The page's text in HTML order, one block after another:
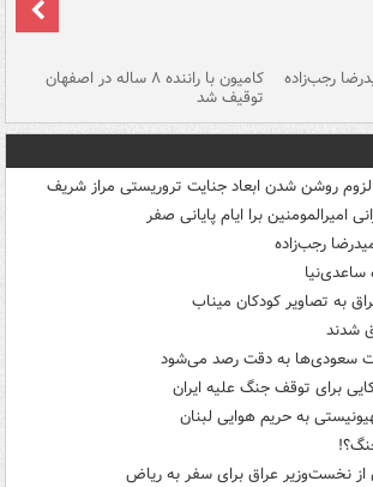
رجب‌زاده کامیون با راننده ۸ ساله در اصفهان
توقیف شد
لزوم روشن شدن ابعاد جنایت تروریستی مراز شریف
امیرالمومنین برا ایام پایانی صفر
رجب‌زاده
به تصاویر کودکان میناب
شدند
سعودی‌ها به دقت رصد می‌شود
به حریم هوایی لبنان
نخست‌وزیر عراق برای سفر به ریاض